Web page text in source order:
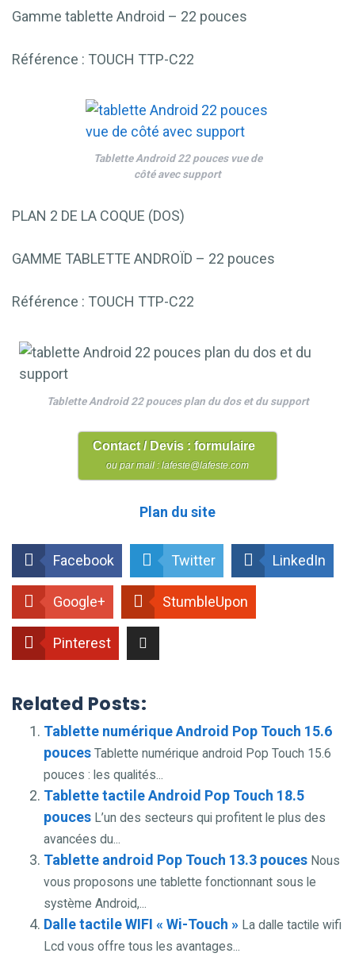
Gamme tablette Android – 22 pouces
Référence : TOUCH TTP-C22
Tablette Android 22 pouces vue de
côté avec support
PLAN 2 DE LA COQUE (DOS)
GAMME TABLETTE ANDROÏD – 22 pouces
Référence : TOUCH TTP-C22
Tablette Android 22 pouces plan du dos et du support
Contact / Devis : formulaire
ou par mail : lafeste@lafeste.com
Plan du site
Facebook Twitter LinkedIn
Google+ StumbleUpon
Pinterest
Related Posts:
Tablette numérique Android Pop Touch 15.6
pouces Tablette numérique android Pop Touch 15.6
pouces : les qualités...
Tablette tactile Android Pop Touch 18.5
pouces L’un des secteurs qui profitent le plus des
avancées du...
Tablette android Pop Touch 13.3 pouces Nous
vous proposons une tablette fonctionnant sous le
système Android,...
Dalle tactile WIFI « Wi-Touch » La dalle tactile wifi
Lcd vous offre tous les avantages...